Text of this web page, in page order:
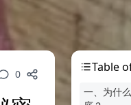
0 Table
一、为什